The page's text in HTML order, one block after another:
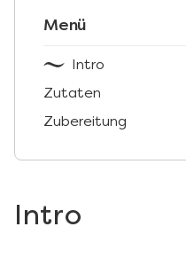
Intro
Menü
Intro
Zutaten
Zubereitung